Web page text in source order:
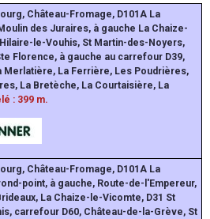
Château-Fromage, D101A La
des Juraires, à gauche La Chaize-
le-Vouhis, St Martin-des-Noyers,
Florence, à gauche au carrefour D39,
Merlatière, La Ferrière, Les Poudrières,
La Bretèche, La Courtaisière, La
: 399 m.
Château-Fromage, D101A La
point, à gauche, Route-de-l'Empereur,
La Chaize-le-Vicomte, D31 St
carrefour D60, Château-de-la-Grève, St